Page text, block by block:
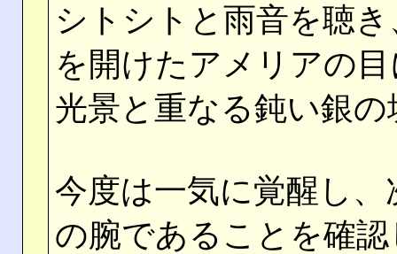
シトシトと雨音を聴
を開けたアメリアの
光景と重なる鈍い銀
今度は一気に覚醒し
の腕であることを確